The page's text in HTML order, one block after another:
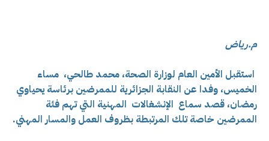
م.رياض
استقبل الأمين العام لوزارة الصحة، محمد طالحي، مساء
الخميس، وفدا عن النقابة الجزائرية للممرضين برئاسة يحياوي
رمضان، قصد سماع الإنشغالات المهنية التي تهم فئة
الممرضين خاصة تلك المرتبطة بظروف العمل والمسار المهني.